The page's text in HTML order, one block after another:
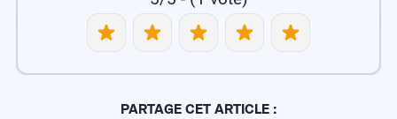
PARTAGE CET ARTICLE :